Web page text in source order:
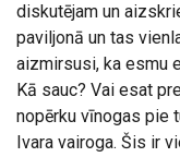
diskutējam un
paviljonā un tas
aizmirsusi, ka esmu
Kā sauc? Vai esat
nopērku vīnogas pie
Ivara vairoga. Šis ir